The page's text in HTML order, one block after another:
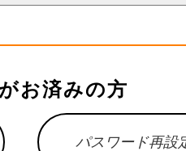
お済みの方
パスワード再